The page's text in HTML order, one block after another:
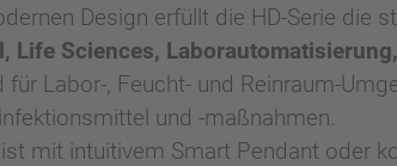
Design erfüllt die HD-Serie die
Life Sciences,
für Labor-, Feucht- und Reinraum-
und -maßnahmen.
mit intuitivem Smart Pendant oder